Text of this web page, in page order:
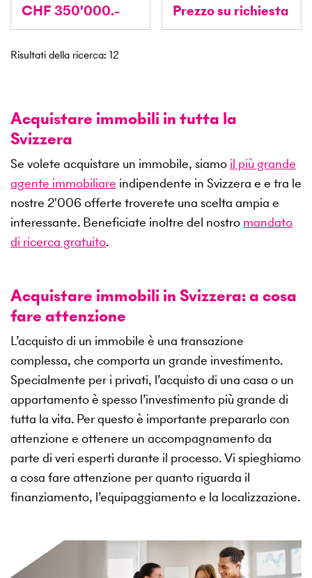
CHF 350'000.- Prezzo su richiesta
Risultati della ricerca: 12
Acquistare immobili in tutta la
Svizzera
Se volete acquistare un immobile, siamo il più grande
agente immobiliare indipendente in Svizzera e e tra le
nostre 2'006 offerte troverete una scelta ampia e
interessante. Beneficiate inoltre del nostro mandato
di ricerca gratuito.
Acquistare immobili in Svizzera: a cosa
fare attenzione
L’acquisto di un immobile è una transazione
complessa, che comporta un grande investimento.
Specialmente per i privati, l’acquisto di una casa o un
appartamento è spesso l’investimento più grande di
tutta la vita. Per questo è importante prepararlo con
attenzione e ottenere un accompagnamento da
parte di veri esperti durante il processo. Vi spieghiamo
a cosa fare attenzione per quanto riguarda il
finanziamento, l’equipaggiamento e la localizzazione.